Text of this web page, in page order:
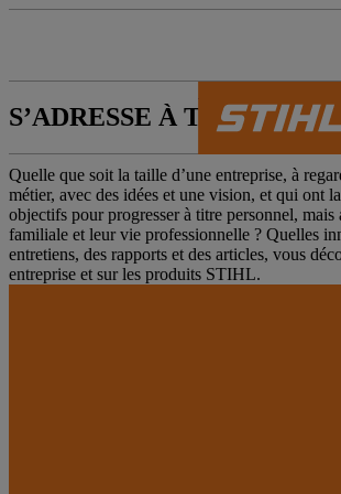
S’ADRESSE À TOUTES
Quelle que soit la taille d’une entreprise, à
métier, avec des idées et une vision, et qui ont
objectifs pour progresser à titre personnel,
familiale et leur vie professionnelle ? Quelles
entretiens, des rapports et des articles, vous
entreprise et sur les produits STIHL.